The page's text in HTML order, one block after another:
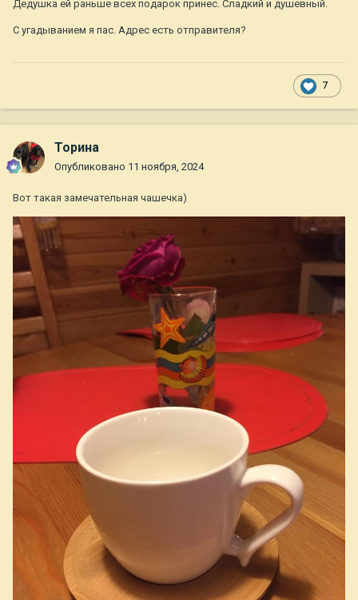
Дедушка ей раньше всех подарок принес. Сладкий и душевный.
С угадыванием я пас. Адрес есть отправителя?
7
Торина
Опубликовано 11 ноября, 2024
Вот такая замечательная чашечка)